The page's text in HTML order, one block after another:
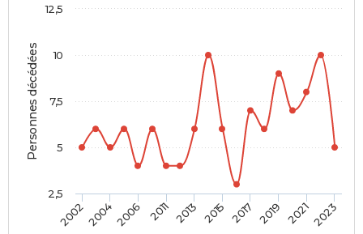
Personnes décédées
200220042006 2011 2013 2015 2017 2019 20212023
10
2,5
5
7,5
12,5